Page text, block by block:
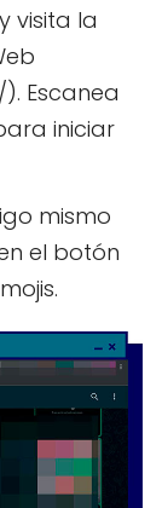
visita la
Escanea
iniciar
mismo
el botón